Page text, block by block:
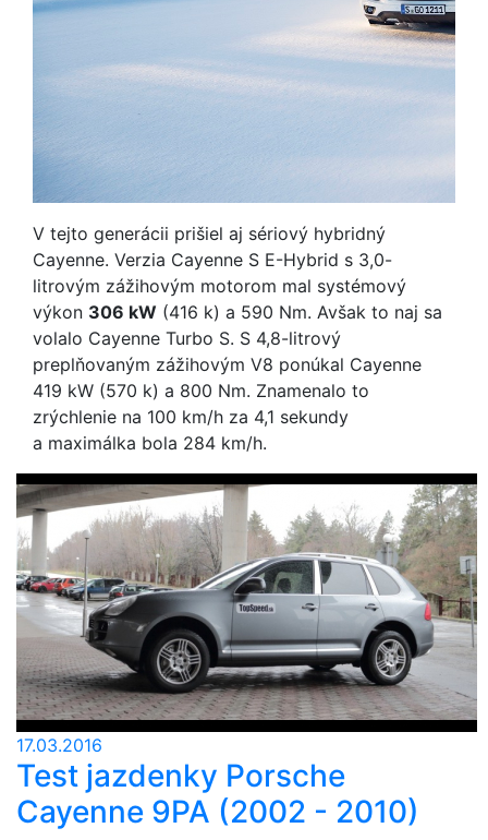
V tejto generácii prišiel aj sériový hybridný
Cayenne. Verzia Cayenne S E-Hybrid s 3,0-
litrovým zážihovým motorom mal systémový
výkon 306 kW (416 k) a 590 Nm. Avšak to naj sa
volalo Cayenne Turbo S. S 4,8-litrový
preplňovaným zážihovým V8 ponúkal Cayenne
419 kW (570 k) a 800 Nm. Znamenalo to
zrýchlenie na 100 km/h za 4,1 sekundy
a maximálka bola 284 km/h.
17.03.2016
Test jazdenky Porsche
Cayenne 9PA (2002 - 2010)